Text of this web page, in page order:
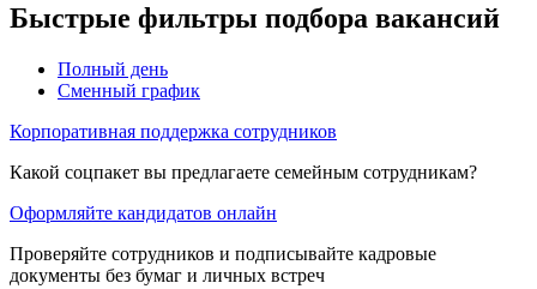
Быстрые фильтры подбора вакансий
Полный день
Сменный график
Корпоративная поддержка сотрудников
Какой соцпакет вы предлагаете семейным сотрудникам?
Оформляйте кандидатов онлайн
Проверяйте сотрудников и подписывайте кадровые
документы без бумаг и личных встреч